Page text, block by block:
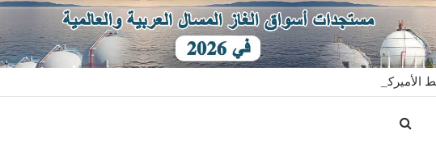
2.5 مليون برميل عكس التوقعات